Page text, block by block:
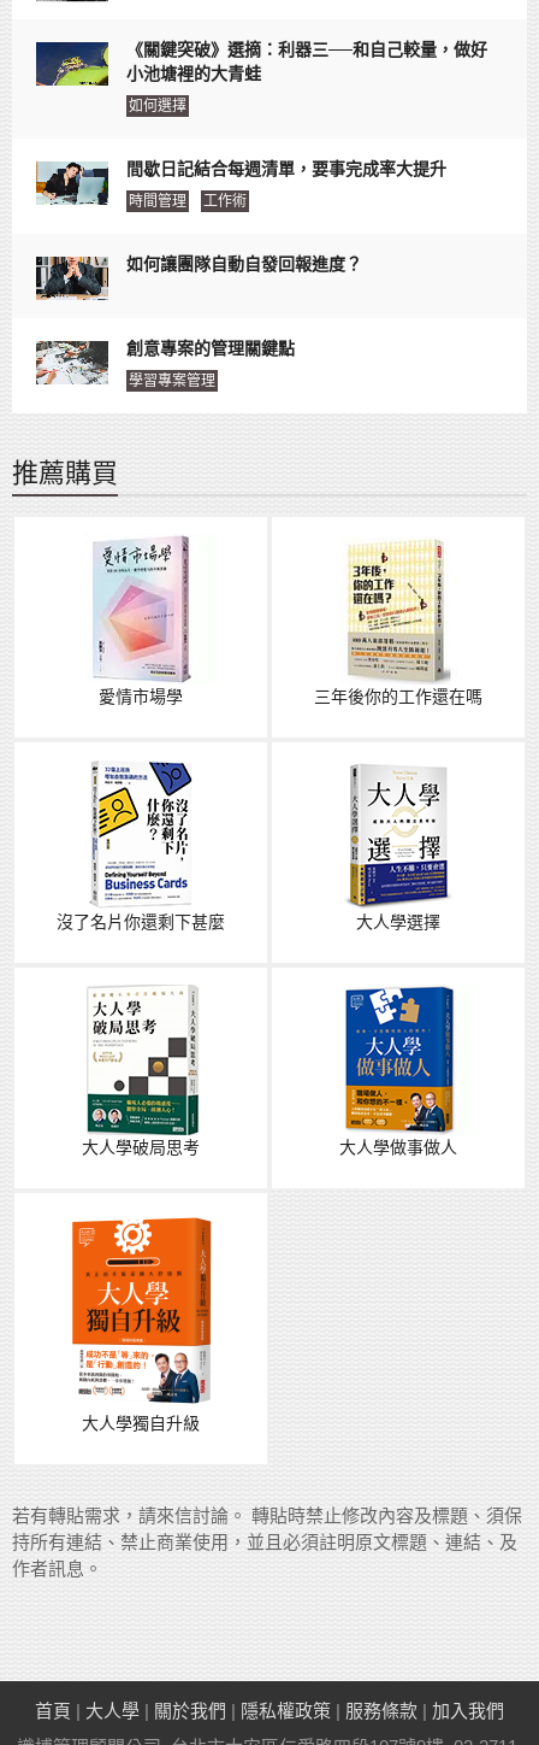
《關鍵突破》選摘：利器三──和自己較量，做好
小池塘裡的大青蛙
如何選擇
間歇日記結合每週清單，要事完成率大提升
時間管理 工作術
如何讓團隊自動自發回報進度？
創意專案的管理關鍵點
學習專案管理
推薦購買
愛情市場學 三年後你的工作還在嗎
沒了名片你還剩下甚麼 大人學選擇
大人學破局思考 大人學做事做人
大人學獨自升級
若有轉貼需求，請來信討論。 轉貼時禁止修改內容及標題、須保
持所有連結、禁止商業使用，並且必須註明原文標題、連結、及
作者訊息。
首頁 | 大人學 | 關於我們 | 隱私權政策 | 服務條款 | 加入我們